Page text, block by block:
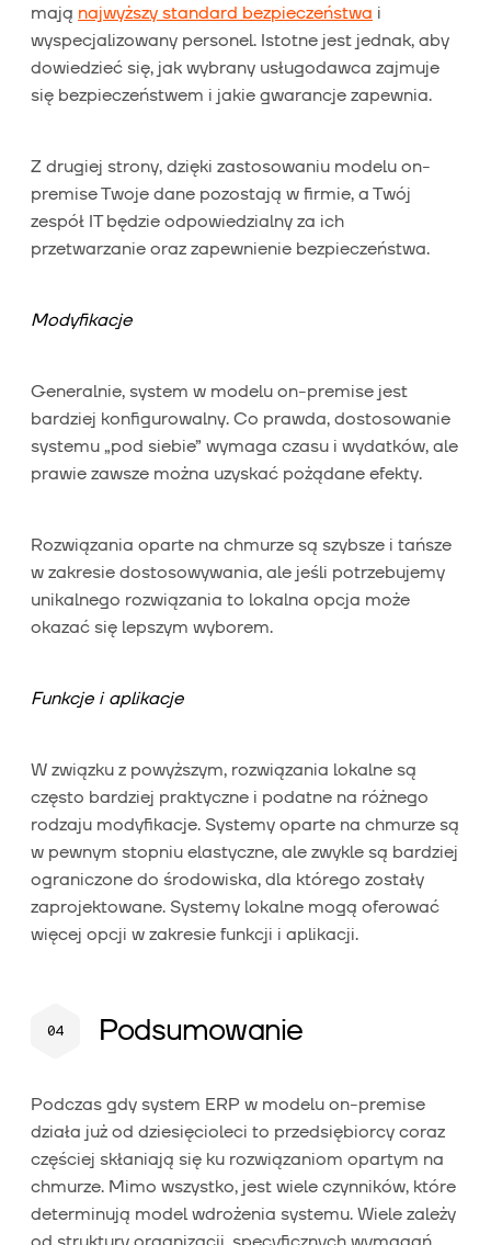
mają najwyższy standard bezpieczeństwa i
wyspecjalizowany personel. Istotne jest jednak, aby
dowiedzieć się, jak wybrany usługodawca zajmuje
się bezpieczeństwem i jakie gwarancje zapewnia.
Z drugiej strony, dzięki zastosowaniu modelu on-
premise Twoje dane pozostają w firmie, a Twój
zespół IT będzie odpowiedzialny za ich
przetwarzanie oraz zapewnienie bezpieczeństwa.
Modyfikacje
Generalnie, system w modelu on-premise jest
bardziej konfigurowalny. Co prawda, dostosowanie
systemu „pod siebie” wymaga czasu i wydatków, ale
prawie zawsze można uzyskać pożądane efekty.
Rozwiązania oparte na chmurze są szybsze i tańsze
w zakresie dostosowywania, ale jeśli potrzebujemy
unikalnego rozwiązania to lokalna opcja może
okazać się lepszym wyborem.
Funkcje i aplikacje
W związku z powyższym, rozwiązania lokalne są
często bardziej praktyczne i podatne na różnego
rodzaju modyfikacje. Systemy oparte na chmurze są
w pewnym stopniu elastyczne, ale zwykle są bardziej
ograniczone do środowiska, dla którego zostały
zaprojektowane. Systemy lokalne mogą oferować
więcej opcji w zakresie funkcji i aplikacji.
Podsumowanie
Podczas gdy system ERP w modelu on-premise
działa już od dziesięcioleci to przedsiębiorcy coraz
częściej skłaniają się ku rozwiązaniom opartym na
chmurze. Mimo wszystko, jest wiele czynników, które
determinują model wdrożenia systemu. Wiele zależy